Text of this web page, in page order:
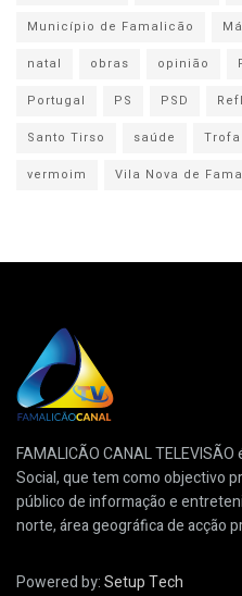
Município de Famalicão
natal
obras opinião
Portugal
PS PSD
Santo Tirso
saúde Trofa
vermoim
Vila Nova de
FAMALICÃO CANAL
Social, que tem como objectivo
público de informação e
norte, área geográfica de acção
Powered by:Setup Tech